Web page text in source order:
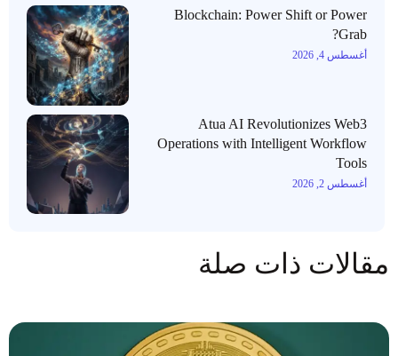
Blockchain: Power Shift or Power
Grab?
أغسطس 4, 2026
Atua AI Revolutionizes Web3
Operations with Intelligent Workflow
Tools
أغسطس 2, 2026
مقالات ذات صلة